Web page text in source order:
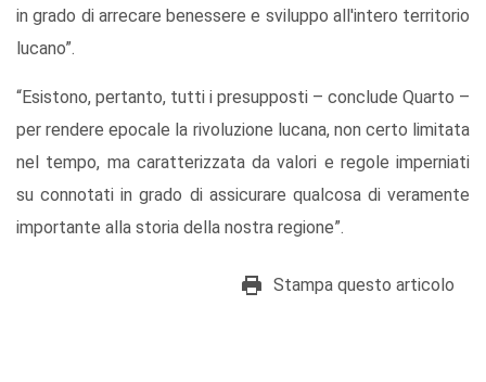
in grado di arrecare benessere e sviluppo all'intero territorio
lucano”.
“Esistono, pertanto, tutti i presupposti – conclude Quarto –
per rendere epocale la rivoluzione lucana, non certo limitata
nel tempo, ma caratterizzata da valori e regole imperniati
su connotati in grado di assicurare qualcosa di veramente
importante alla storia della nostra regione”.
Stampa questo articolo